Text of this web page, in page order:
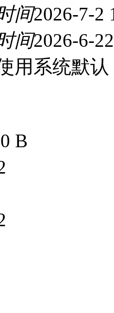
间2026-7-2
间2026-6-
用系统默认
B